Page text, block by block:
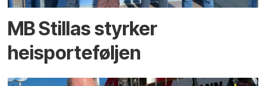
MB Stillas styrker
heisporteføljen